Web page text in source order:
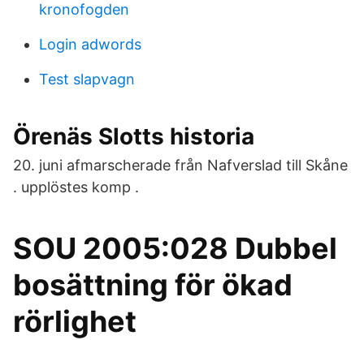
kronofogden
Login adwords
Test slapvagn
Örenäs Slotts historia
20. juni afmarscherade från Nafverslad till Skåne
. upplöstes komp .
SOU 2005:028 Dubbel
bosättning för ökad
rörlighet